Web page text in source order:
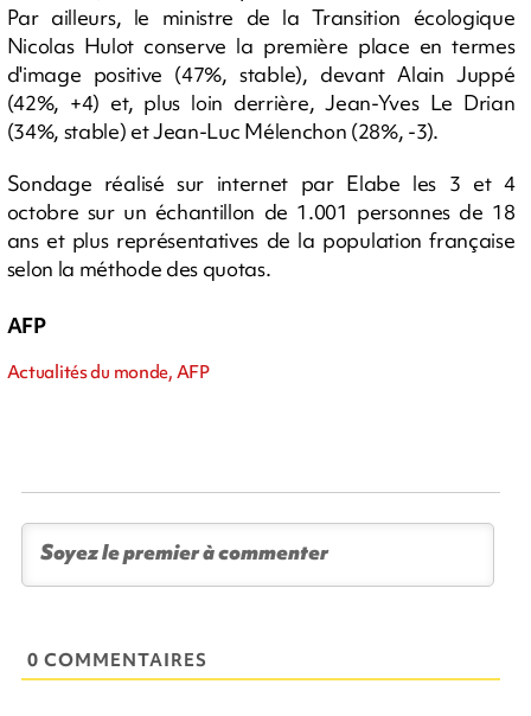
Par ailleurs, le ministre de la Transition écologique
Nicolas Hulot conserve la première place en termes
d'image positive (47%, stable), devant Alain Juppé
(42%, +4) et, plus loin derrière, Jean-Yves Le Drian
(34%, stable) et Jean-Luc Mélenchon (28%, -3).
Sondage réalisé sur internet par Elabe les 3 et 4
octobre sur un échantillon de 1.001 personnes de 18
ans et plus représentatives de la population française
selon la méthode des quotas.
AFP
Actualités du monde, AFP
0 COMMENTAIRES